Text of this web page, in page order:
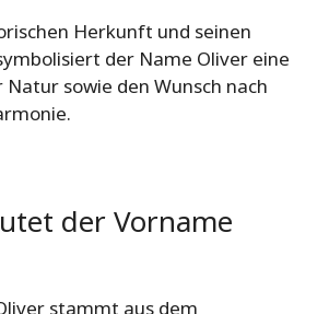
Herkunft und seinen
der Name Oliver eine
sowie den Wunsch nach
der Vorname
stammt aus dem